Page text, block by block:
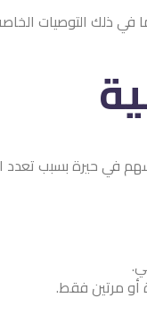
في ذلك التوصيات
في حيرة بسبب تعدد
أو مرتين فقط.